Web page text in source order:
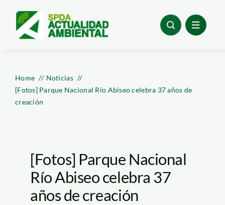
content
Home
Noticias
[Fotos] Parque Nacional Río Abiseo celebra 37 años de
creación
[Fotos] Parque Nacional
Río Abiseo celebra 37
años de creación